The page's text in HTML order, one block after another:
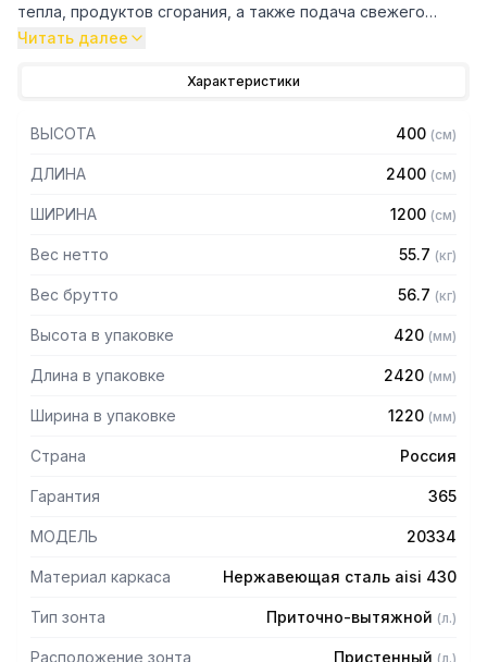
тепла, продуктов сгорания, а также подача свежего
воздуха, что благоприятно сказывается на микроклимате
предметах мебели и кухонной утвари. Поэтому это
оборудование формирует микроклимат в помещении и
защищает сотрудников горячего цеха.
— Бескаркасный
0,8мм
— Поставляется в собранном виде
Читать далее
Характеристики
ВЫСОТА 400 (см)
ДЛИНА 2400 (см)
ШИРИНА 1200 (см)
Вес нетто 55.7 (кг)
Вес брутто 56.7 (кг)
Высота в упаковке 420 (мм)
Длина в упаковке 2420 (мм)
Ширина в упаковке 1220 (мм)
Страна Россия
Гарантия 365
МОДЕЛЬ 20334
Материал каркаса Нержавеющая сталь aisi 430
Тип зонта Приточно-вытяжной (л.)
Расположение зонта Пристенный (л.)